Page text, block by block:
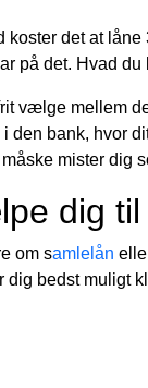
koster det at
på det. Hvad
vælge mellem
den bank, hvor
mister dig
dig
om samlelån
dig bedst muligt